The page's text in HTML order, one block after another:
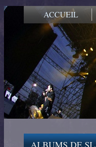
ACCUEIL
ALBUMS DE